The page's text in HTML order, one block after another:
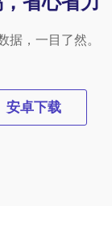
据，一目了然。
安卓下载